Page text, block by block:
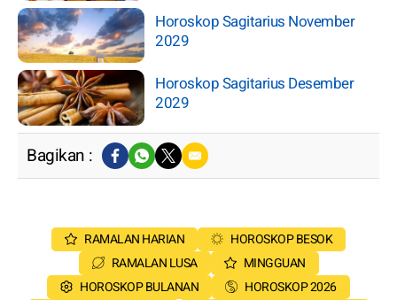
Horoskop Sagitarius November
2029
Horoskop Sagitarius Desember
2029
Bagikan :
RAMALAN HARIAN
HOROSKOP BESOK
RAMALAN LUSA
MINGGUAN
HOROSKOP BULANAN
HOROSKOP 2026